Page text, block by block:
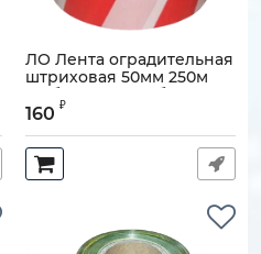
ЛО Лента оградительная
штриховая 50мм 250м
"Зебра", красно-белая
Артикул:
160 ₽